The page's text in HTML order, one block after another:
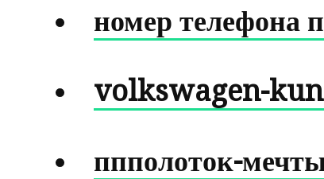
номер телефона
volkswagen-
ппполоток-